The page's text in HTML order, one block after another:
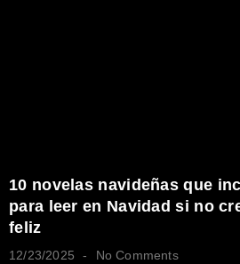
10 novelas navideñas que
para leer en Navidad si no
feliz
12/23/2025 No Comments